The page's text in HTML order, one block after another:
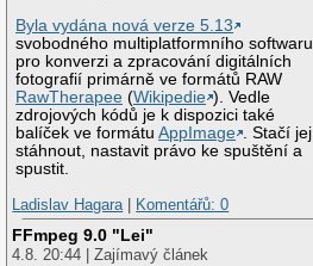
Byla vydána nová verze 5.13
svobodného multiplatformního softwaru
pro konverzi a zpracování digitálních
fotografií primárně ve formátů RAW
RawTherapee (Wikipedie ). Vedle
zdrojových kódů je k dispozici také
balíček ve formátuAppImage . Stačí jej
stáhnout, nastavit právo ke spuštění a
spustit.
Ladislav Hagara
Komentářů: 0
FFmpeg 9.0 "Lei"
4.8. 20:44 | Zajímavý článek